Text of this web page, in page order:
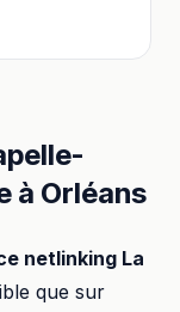
à Orléans
netlinking La
que sur